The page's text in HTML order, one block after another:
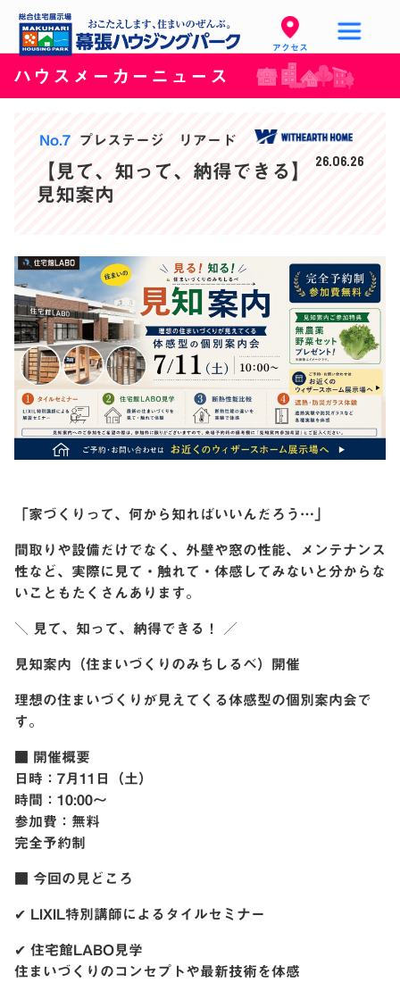
アクセス
ハウスメーカーニュース
No.7 プレステージ リアード
26.06.26
【見て、知って、納得できる】
見知案内
「家づくりって、何から知ればいいんだろう…」
間取りや設備だけでなく、外壁や窓の性能、メンテナンス
性など、実際に見て・触れて・体感してみないと分からな
いこともたくさんあります。
＼ 見て、知って、納得できる！ ／
見知案内（住まいづくりのみちしるべ）開催
理想の住まいづくりが見えてくる体感型の個別案内会で
す。
■ 開催概要
日時：7月11日（土）
時間：10:00～
参加費：無料
完全予約制
■ 今回の見どころ
✔ LIXIL特別講師によるタイルセミナー
✔ 住宅館LABO見学
住まいづくりのコンセプトや最新技術を体感